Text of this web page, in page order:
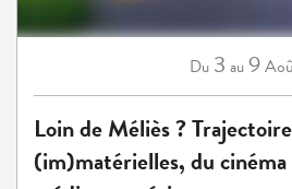
Du 3 au 9
Loin de Méliès ?
(im)matérielles, du